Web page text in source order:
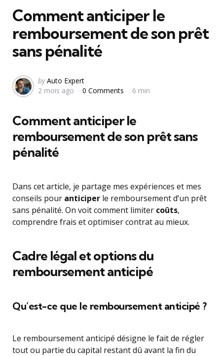
Comment anticiper le
remboursement de son prêt
sans pénalité
Posted
by
by Auto Expert
2 mois ago
0 Comments 6 min
Comment anticiper le
remboursement de son prêt sans
pénalité
Dans cet article, je partage mes expériences et mes
conseils pour anticiper le remboursement d’un prêt
sans pénalité. On voit comment limiter coûts,
comprendre frais et optimiser contrat au mieux.
Cadre légal et options du
remboursement anticipé
Qu’est-ce que le remboursement anticipé ?
Le remboursement anticipé désigne le fait de régler
tout ou partie du capital restant dû avant la fin du